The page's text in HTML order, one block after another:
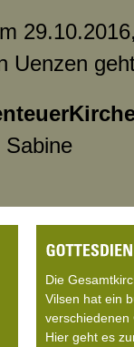
Uenzen
Sabine
Die
Vilsen hat ein
verschiedenen
Hier geht es